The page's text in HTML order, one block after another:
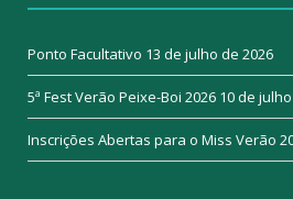
Ponto Facultativo 13 de julho de 2026
5ª Fest Verão Peixe-Boi 2026 10 de
Inscrições Abertas para o Miss Verão